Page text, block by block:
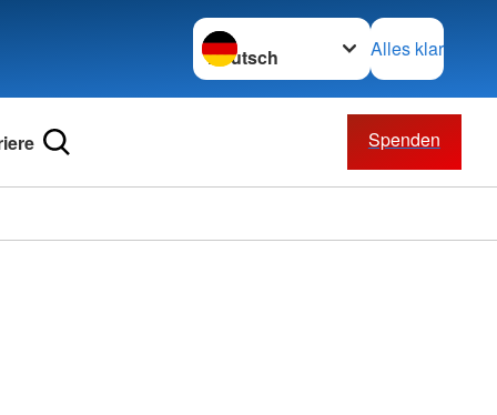
Sprache wechseln zu
Alles klar
Spenden